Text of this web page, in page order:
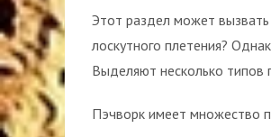
Этот раздел может
лоскутного плетения?
Выделяют несколько типов
Пэчворк имеет множество